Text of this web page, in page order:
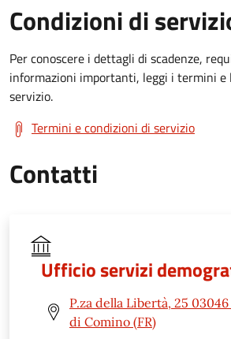
Condizioni di
Per conoscere i dettagli di scadenze,
informazioni importanti, leggi i termini e
servizio.
Termini e condizioni di servizio
Contatti
Ufficio servizi
P.za della Libertà, 25
di Comino (FR)